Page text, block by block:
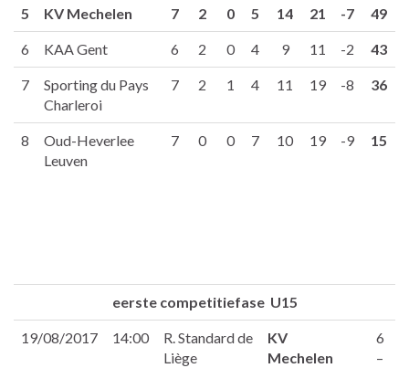
5 KV Mechelen 7 2 0 5 14 21 -7 49
6 KAA Gent 6 2 0 4 9 11 -2 43
7
Sporting du Pays
Charleroi
7 2 1 4 11 19 -8 36
8
Oud-Heverlee
Leuven
7 0 0 7 10 19 -9 15
eerste competitiefase U15
19/08/2017 14:00
R. Standard de
Liège
KV
Mechelen
6
–